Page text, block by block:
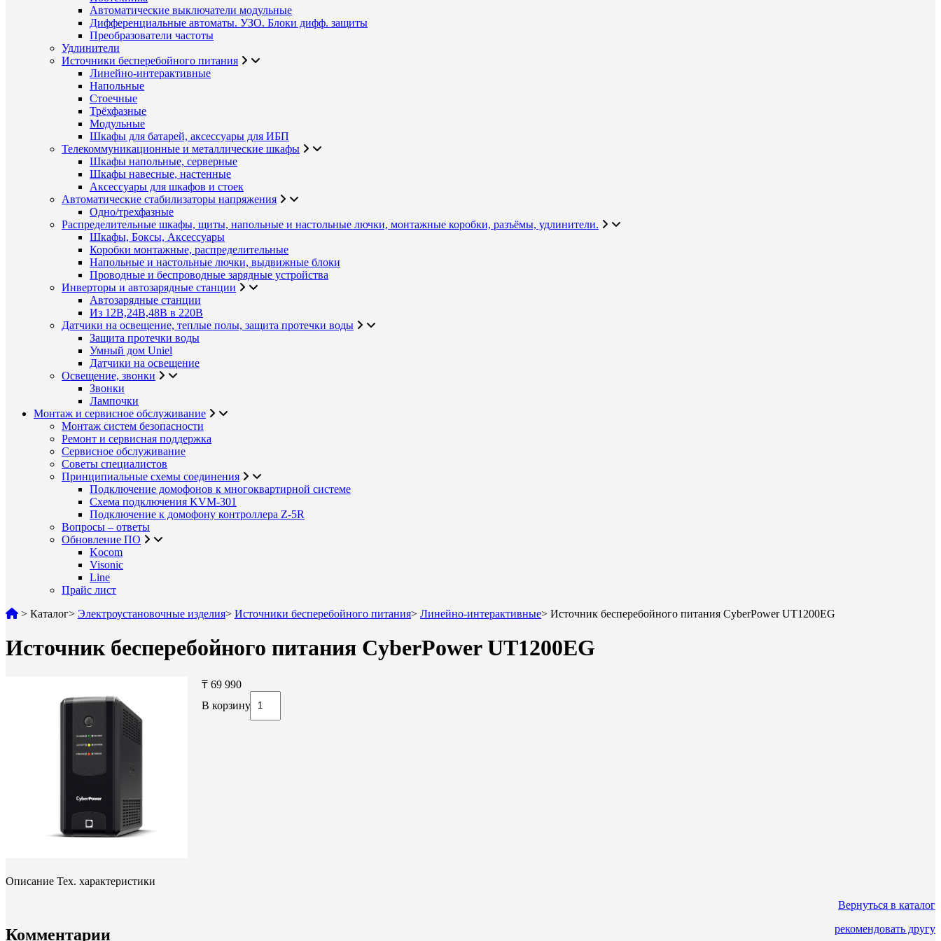
Автоматические выключатели модульные
Дифференциальные автоматы. УЗО. Блоки дифф. защиты
Преобразователи частоты
Удлинители
Источники бесперебойного питания
Линейно-интерактивные
Напольные
Стоечные
Трёхфазные
Модульные
Шкафы для батарей, аксессуары для ИБП
Телекоммуникационные и металлические шкафы
Шкафы напольные, серверные
Шкафы навесные, настенные
Аксессуары для шкафов и стоек
Автоматические стабилизаторы напряжения
Одно/трехфазные
Распределительные шкафы, щиты, напольные и настольные лючки, монтажные коробки, разъёмы, удлинители.
Шкафы, Боксы, Аксессуары
Коробки монтажные, распределительные
Напольные и настольные лючки, выдвижные блоки
Проводные и беспроводные зарядные устройства
Инверторы и автозарядные станции
Автозарядные станции
Из 12В,24В,48В в 220В
Датчики на освещение, теплые полы, защита протечки воды
Защита протечки воды
Умный дом Uniel
Датчики на освещение
Освещение, звонки
Звонки
Лампочки
Монтаж и сервисное обслуживание
Монтаж систем безопасности
Ремонт и сервисная поддержка
Сервисное обслуживание
Советы специалистов
Принципиальные схемы соединения
Подключение домофонов к многоквартирной системе
Схема подключения KVM-301
Подключение к домофону контроллера Z-5R
Вопросы – ответы
Обновление ПО
Kocom
Visonic
Line
Прайс лист
> Каталог> Электроустановочные изделия> Источники бесперебойного питания> Линейно-интерактивные> Источник бесперебойного питания CyberPower UT1200EG
Источник бесперебойного питания CyberPower UT1200EG
₸ 69 990
В корзину
Описание Тех. характеристики
Вернуться в каталог
рекомендовать другу
Комментарии